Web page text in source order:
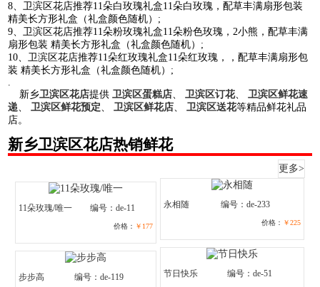
8、卫滨区花店推荐11朵白玫瑰礼盒11朵白玫瑰，配草丰满扇形包装
精美长方形礼盒（礼盒颜色随机）;
9、卫滨区花店推荐11朵粉玫瑰礼盒11朵粉色玫瑰，2小熊，配草丰满
扇形包装 精美长方形礼盒（礼盒颜色随机）;
10、卫滨区花店推荐11朵红玫瑰礼盒11朵红玫瑰，，配草丰满扇形包
装 精美长方形礼盒（礼盒颜色随机）;
.
新乡卫滨区花店提供卫滨区蛋糕店、卫滨区订花、卫滨区鲜花速
递、卫滨区鲜花预定、卫滨区鲜花店、卫滨区送花等精品鲜花礼品
店。
新乡卫滨区花店热销鲜花
更多>
11朵玫瑰/唯一 编号：de-11
价格： ￥177
永相随 编号：de-233
价格： ￥225
步步高 编号：de-119 节日快乐 编号：de-51